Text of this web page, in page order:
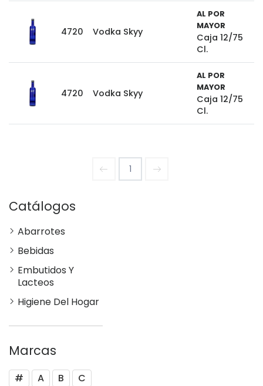
4720 Vodka Skyy
AL POR
MAYOR
Caja 12/75
Cl.
4720 Vodka Skyy
AL POR
MAYOR
Caja 12/75
Cl.
1
Catálogos
Abarrotes
Bebidas
Embutidos Y
Lacteos
Higiene Del Hogar
Marcas
# A B
C